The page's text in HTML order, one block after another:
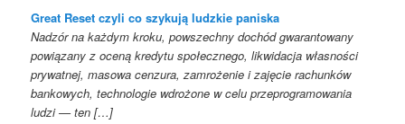
Great Reset czyli co szykują ludzkie paniska
Nadzór na każdym kroku, powszechny dochód gwarantowany
powiązany z oceną kredytu społecznego, likwidacja własności
prywatnej, masowa cenzura, zamrożenie i zajęcie rachunków
bankowych, technologie wdrożone w celu przeprogramowania
ludzi — ten […]